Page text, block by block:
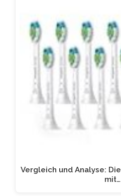
Vergleich und Analyse:
mit…